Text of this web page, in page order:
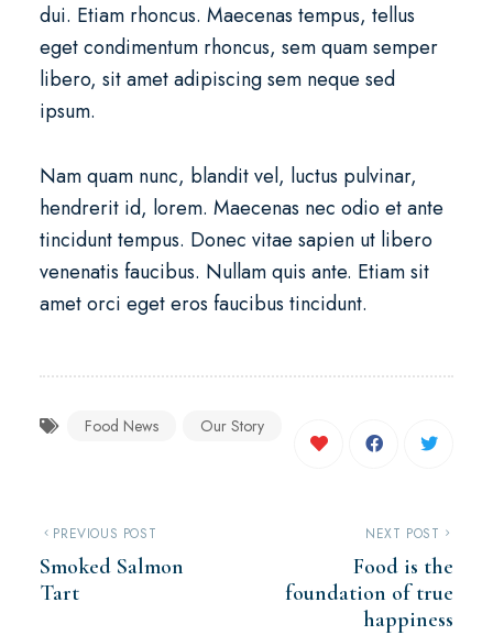
dui. Etiam rhoncus. Maecenas tempus, tellus
eget condimentum rhoncus, sem quam semper
libero, sit amet adipiscing sem neque sed
ipsum.
Nam quam nunc, blandit vel, luctus pulvinar,
hendrerit id, lorem. Maecenas nec odio et ante
tincidunt tempus. Donec vitae sapien ut libero
venenatis faucibus. Nullam quis ante. Etiam sit
amet orci eget eros faucibus tincidunt.
Food News Our Story
PREVIOUS POST
Smoked Salmon
Tart
NEXT POST
Food is the
foundation of true
happiness